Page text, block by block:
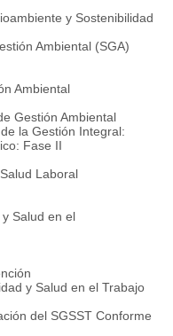
y Sostenibilidad
Ambiental (SGA)
Ambiental
Gestión Ambiental
la Gestión Integral:
Fase II
Laboral
Salud en el
y Salud en el Trabajo
del SGSST Conforme